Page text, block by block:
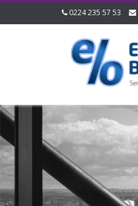
0224 235 57 53